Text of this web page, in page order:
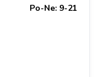
Po-Ne: 9-21